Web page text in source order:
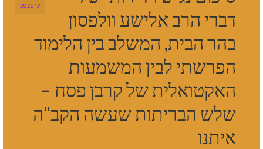
ינו 2026
דברי הרב אלישע וולפסון
בהר הבית, המשלב בין הלימוד
הפרשתי לבין המשמעות
האקטואלית של קרבן פסח –
שלש הבריתות שעשה הקב"ה
איתנו